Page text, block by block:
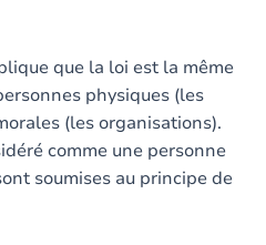
que la loi est la même
physiques (les
(les organisations).
comme une personne
soumises au principe de